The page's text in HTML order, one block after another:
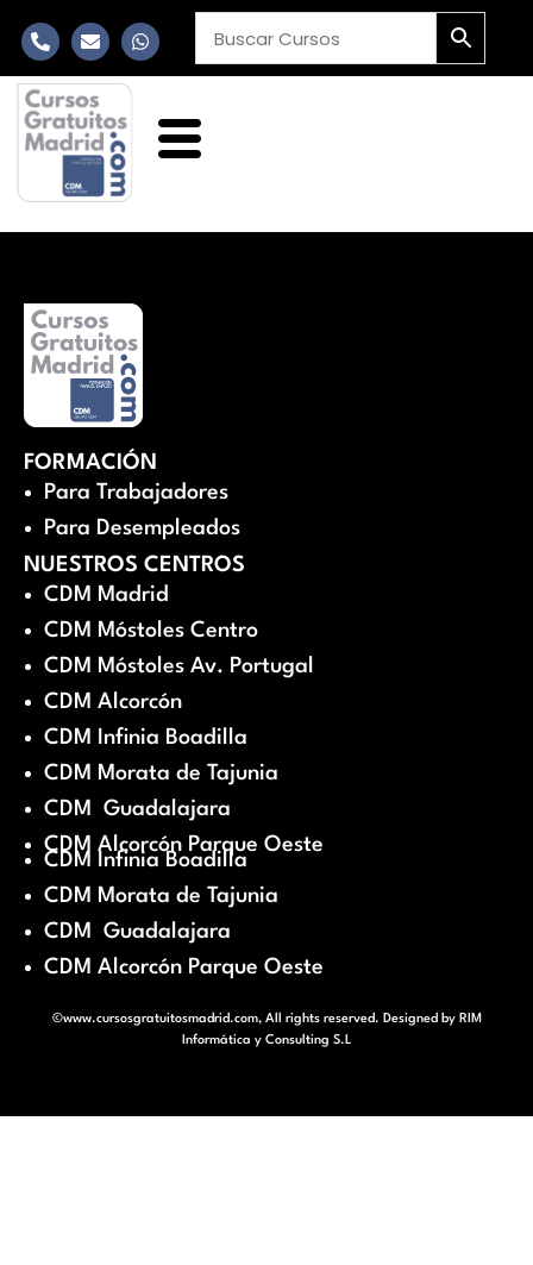
FORMACIÓN
Para Trabajadores
Para Desempleados
NUESTROS CENTROS
CDM Madrid
CDM Móstoles Centro
CDM Móstoles Av. Portugal
CDM Alcorcón
CDM Infinia Boadilla
CDM Morata de Tajunia
CDM Guadalajara
CDM Alcorcón Parque Oeste
CDM Infinia Boadilla
CDM Morata de Tajunia
CDM Guadalajara
CDM Alcorcón Parque Oeste
©www.cursosgratuitosmadrid.com, All rights reserved. Designed by RIM
Informática y Consulting S.L